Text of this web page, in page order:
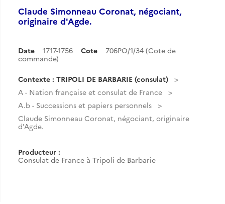
Claude Simonneau Coronat, négociant,
originaire d'Agde.
Date 1717-1756 Cote
706PO/1/34 (Cote de
commande)
Contexte : TRIPOLI DE BARBARIE (consulat)
A - Nation française et consulat de France
A.b - Successions et papiers personnels
Claude Simonneau Coronat, négociant, originaire
d'Agde.
Producteur :
Consulat de France à Tripoli de Barbarie